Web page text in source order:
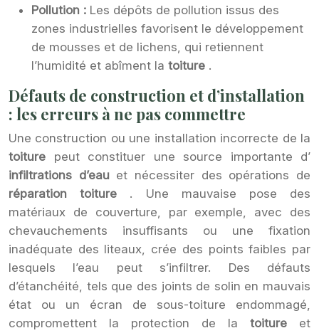
Pollution : Les dépôts de pollution issus des
zones industrielles favorisent le développement
de mousses et de lichens, qui retiennent
l’humidité et abîment la toiture .
Défauts de construction et d’installation
: les erreurs à ne pas commettre
Une construction ou une installation incorrecte de la
toiture peut constituer une source importante d’
infiltrations d’eau et nécessiter des opérations de
réparation toiture . Une mauvaise pose des
matériaux de couverture, par exemple, avec des
chevauchements insuffisants ou une fixation
inadéquate des liteaux, crée des points faibles par
lesquels l’eau peut s’infiltrer. Des défauts
d’étanchéité, tels que des joints de solin en mauvais
état ou un écran de sous-toiture endommagé,
compromettent la protection de la toiture et